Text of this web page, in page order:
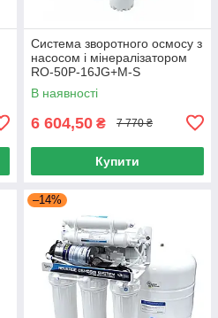
Система зворотного осмосу з
насосом і мінералізатором
RO-50P-16JG+M-S
В наявності
6 604,50 ₴ 7 770 ₴
Купити
–14%